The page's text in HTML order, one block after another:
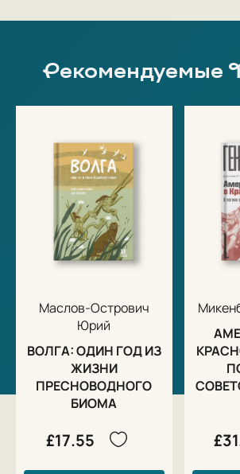
Рекомендуемые
Маслов-Острович
Юрий
ВОЛГА: ОДИН ГОД ИЗ
ЖИЗНИ
ПРЕСНОВОДНОГО
БИОМА
£17.55